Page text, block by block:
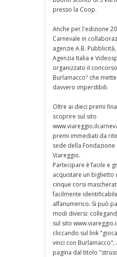
presso la Coop.
Anche per l'edizione
Carnevale in
agenzie A.B.
Agenzia Italia e
organizzato il
Burlamacco" che
davvero imperdibili.
Oltre ai dieci premi
scoprire sul sito
premi immediati da
sede della Fondazione
Viareggio.
Partecipare è facile e
acquistare un biglietto
cinque corsi
facilmente
alfanumerico. Si può
modi diversi:
sul sito
cliccando sul link
vinci con Burlamacco",
pagina dal titolo